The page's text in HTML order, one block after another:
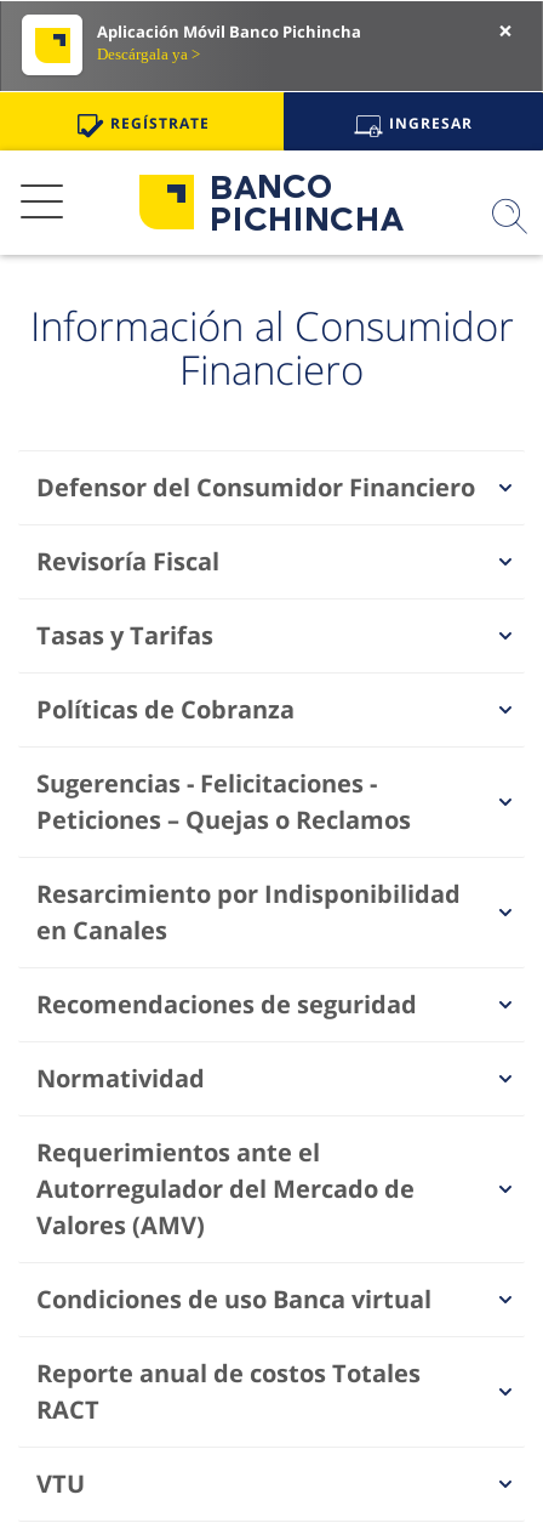
×
Aplicación Móvil Banco Pichincha
Descárgala ya >
PERSONAS EMPRESAS
AHORROS E INVERSIÓN
PRÉSTAMOS
SEGUROS
BANCA DE EMPRESAS
REGÍSTRATE INGRESAR
Información al Consumidor
Financiero
Defensor del Consumidor Financiero
Revisoría Fiscal
Tasas y Tarifas
Políticas de Cobranza
Sugerencias - Felicitaciones -
Peticiones – Quejas o Reclamos
Resarcimiento por Indisponibilidad
en Canales
Recomendaciones de seguridad
Normatividad
Requerimientos ante el
Autorregulador del Mercado de
Valores (AMV)
Condiciones de uso Banca virtual
Reporte anual de costos Totales
RACT
VTU